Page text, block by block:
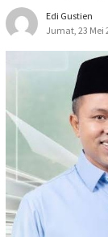
Edi Gustien
Jumat, 23 Mei